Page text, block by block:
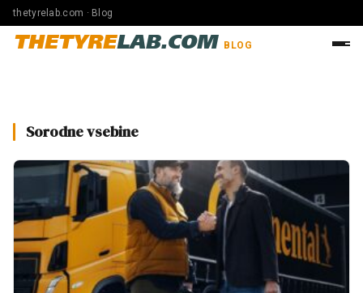
thetyrelab.com · Blog
THETYRELAB.COM BLOG
Sorodne vsebine